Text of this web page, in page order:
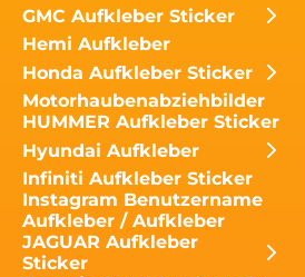
GMC Aufkleber Sticker
Hemi Aufkleber
Honda Aufkleber Sticker
Motorhaubenabziehbilder
HUMMER Aufkleber Sticker
Hyundai Aufkleber
Infiniti Aufkleber Sticker
Instagram Benutzername
Aufkleber / Aufkleber
JAGUAR Aufkleber
Sticker